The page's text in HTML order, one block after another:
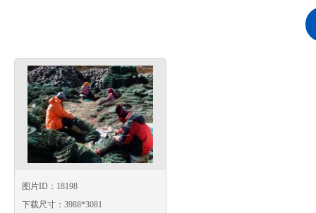
图片ID：18198
下载尺寸：3988*3081